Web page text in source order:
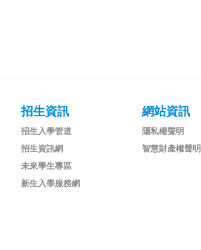
招生資訊
招生入學管道
招生資訊網
未來學生專區
新生入學服務網
網站資訊
隱私權聲明
智慧財產權聲明